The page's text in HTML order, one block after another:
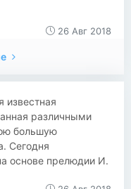
26 Авг 2018
различными
большую
Сегодня
основе прелюдии И.